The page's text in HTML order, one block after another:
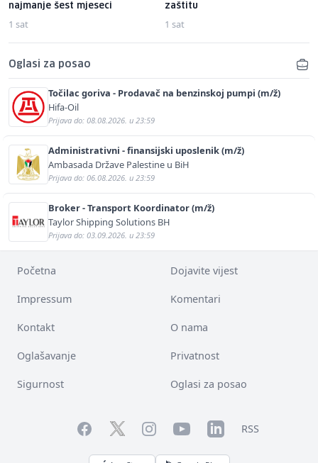
najmanje šest mjeseci
1 sat
zaštitu
1 sat
Oglasi za posao
Točilac goriva - Prodavač na benzinskoj pumpi (m/ž)
Hifa-Oil
Prijava do: 08.08.2026. u 23:59
Administrativni - finansijski uposlenik (m/ž)
Ambasada Države Palestine u BiH
Prijava do: 06.08.2026. u 23:59
Broker - Transport Koordinator (m/ž)
Taylor Shipping Solutions BH
Prijava do: 03.09.2026. u 23:59
Početna Dojavite vijest
Impressum Komentari
Kontakt O nama
Oglašavanje Privatnost
Sigurnost Oglasi za posao
FacebookTwitterInstagramYouTubeLinkedInRSS